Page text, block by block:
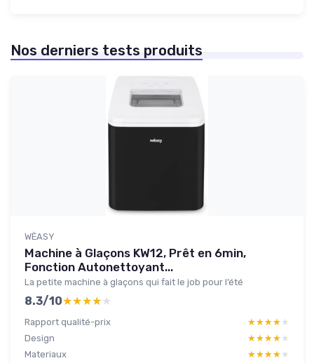
Nos derniers tests produits
WËASY
Machine à Glaçons KW12, Prêt en 6min,
Fonction Autonettoyant...
La petite machine à glaçons qui fait le job pour l’été
8.3/10★★★★★
★★★★★
Rapport qualité-prix ★★★★★
★★★★★
Design
★★★★★
★★★★★
Materiaux
★★★★★
★★★★★